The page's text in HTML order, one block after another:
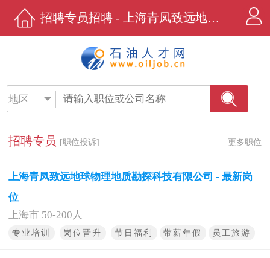
招聘专员招聘 - 上海青凤致远地球物理地质勘探科技有限公司 - 石油人才网
地区
招聘专员 [职位投诉] 更多职位
上海青凤致远地球物理地质勘探科技有限公司 - 最新岗
位
上海市 50-200人
专业培训 岗位晋升 节日福利 带薪年假 员工旅游